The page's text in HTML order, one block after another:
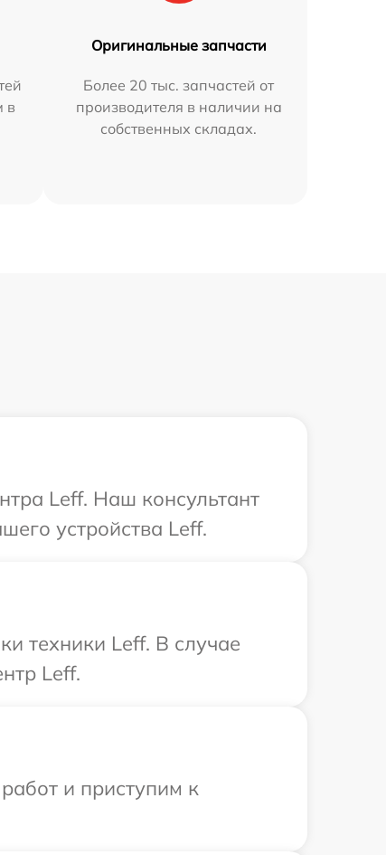
в
Оригинальные запчасти
Более 20 тыс. запчастей от
производителя в наличии на
собственных складах.
Leff. Наш консультант
устройства Leff.
техники Leff. В случае
Leff.
и приступим к